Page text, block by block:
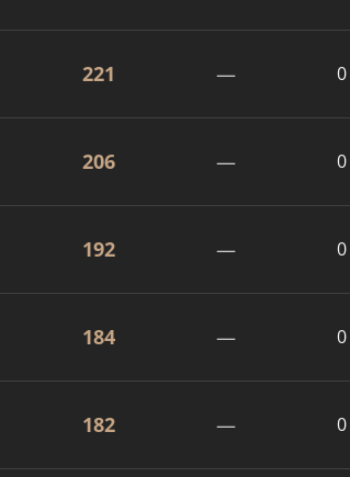
221 — 0
206 — 0
192 — 0
184 — 0
182 — 0